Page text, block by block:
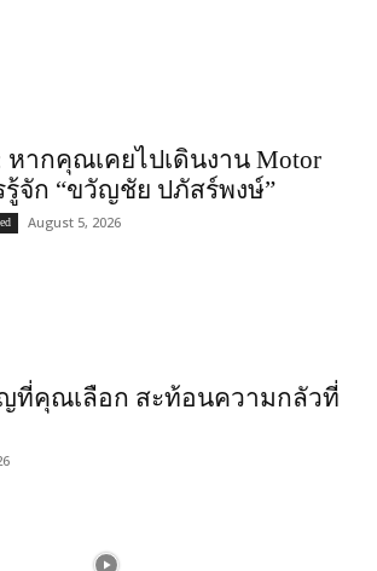
: หากคุณเคยไปเดินงาน Motor
จัก “ขวัญชัย ปภัสร์พงษ์”
August 5, 2026
ที่คุณเลือก สะท้อนความกลัวที่